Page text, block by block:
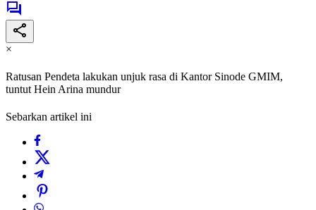
×
Ratusan Pendeta lakukan unjuk rasa di Kantor Sinode GMIM,
tuntut Hein Arina mundur
Sebarkan artikel ini